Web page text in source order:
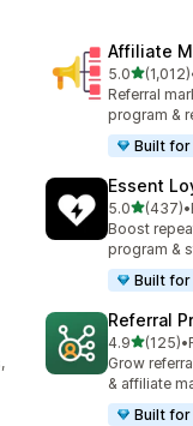
Affiliate
5.0별 5개 중
(1,012)
총 리뷰 1012
Referral
program &
Built
Essent
5.0별 5개 중
(437)
총 리뷰 437•
Boost
program &
Built
Referral
4.9별 5개 중
(125)
총 리뷰 125•
Grow
& affiliate
Built